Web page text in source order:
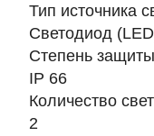
Тип источника
Светодиод
Степень защиты
IP 66
Количество
2